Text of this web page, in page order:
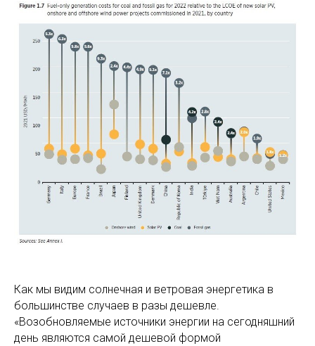
Как мы видим солнечная и ветровая энергетика в
большинстве случаев в разы дешевле.
«Возобновляемые источники энергии на сегодняшний
день являются самой дешевой формой